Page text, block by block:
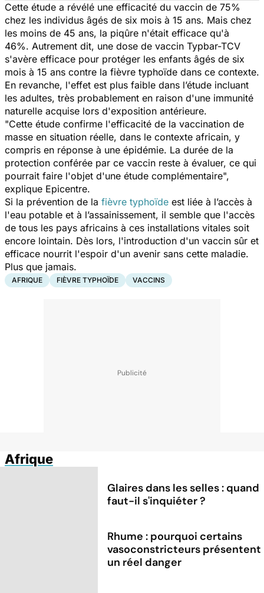
Cette étude a révélé une efficacité du vaccin de 75%
chez les individus âgés de six mois à 15 ans. Mais chez
les moins de 45 ans, la piqûre n'était efficace qu'à
46%. Autrement dit, une dose de vaccin Typbar-TCV
s'avère efficace pour protéger les enfants âgés de six
mois à 15 ans contre la fièvre typhoïde dans ce contexte.
En revanche, l'effet est plus faible dans l’étude incluant
les adultes, très probablement en raison d'une immunité
naturelle acquise lors d'exposition antérieure.
"Cette étude confirme l'efficacité de la vaccination de
masse en situation réelle, dans le contexte africain, y
compris en réponse à une épidémie. La durée de la
protection conférée par ce vaccin reste à évaluer, ce qui
pourrait faire l'objet d'une étude complémentaire",
explique Epicentre.
Si la prévention de la fièvre typhoïde est liée à l’accès à
l'eau potable et à l’assainissement, il semble que l'accès
de tous les pays africains à ces installations vitales soit
encore lointain. Dès lors, l'introduction d'un vaccin sûr et
efficace nourrit l'espoir d'un avenir sans cette maladie.
Plus que jamais.
AFRIQUE FIÈVRE TYPHOÏDE VACCINS
Afrique
Glaires dans les selles : quand
faut-il s'inquiéter ?
Rhume : pourquoi certains
vasoconstricteurs présentent
un réel danger